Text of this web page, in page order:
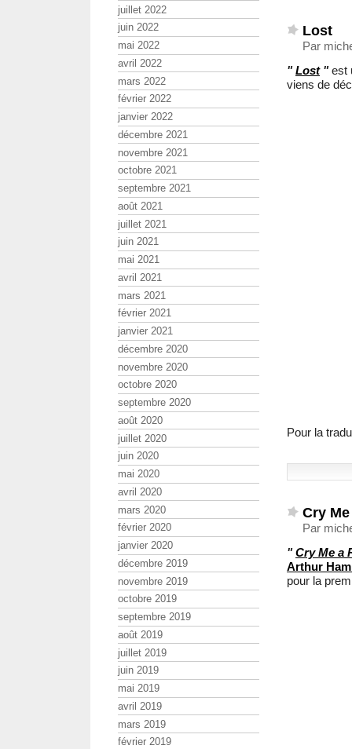
Lost
Par
"Lost"est
viens de
Pour la
Cry
Par
"Cry Me a
Arthur
pour la
juillet 2022
juin 2022
mai 2022
avril 2022
mars 2022
février 2022
janvier 2022
décembre 2021
novembre 2021
octobre 2021
septembre 2021
août 2021
juillet 2021
juin 2021
mai 2021
avril 2021
mars 2021
février 2021
janvier 2021
décembre 2020
novembre 2020
octobre 2020
septembre 2020
août 2020
juillet 2020
juin 2020
mai 2020
avril 2020
mars 2020
février 2020
janvier 2020
décembre 2019
novembre 2019
octobre 2019
septembre 2019
août 2019
juillet 2019
juin 2019
mai 2019
avril 2019
mars 2019
février 2019